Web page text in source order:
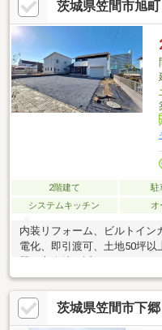
装、CF交換、浴室扉、鏡交換
♪・広々20帖のLDK♪
茨城県笠間市旭
2階建て 駐
システムキッチン
オ
内装リフォーム、ビルトイン
電化、即引渡可、土地50坪以
器、市街地が近い、システム
地、前道６ｍ以上、整形地、
台、対面式キッチン、ワイド
坪以上、２階建、東南向き、
トバス、温水洗浄便座、南庭
茨城県笠間市下